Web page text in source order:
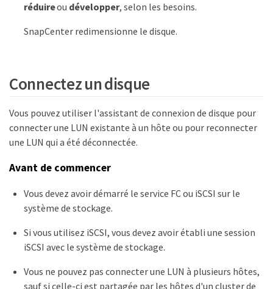
réduireou développer, selon les besoins.
SnapCenter redimensionne le disque.
Connectez un disque
Vous pouvez utiliser l'assistant de connexion de disque pour
connecter une LUN existante à un hôte ou pour reconnecter
une LUN qui a été déconnectée.
Avant de commencer
Vous devez avoir démarré le service FC ou iSCSI sur le
système de stockage.
Si vous utilisez iSCSI, vous devez avoir établi une session
iSCSI avec le système de stockage.
Vous ne pouvez pas connecter une LUN à plusieurs hôtes,
sauf si celle-ci est partagée par les hôtes d'un cluster de